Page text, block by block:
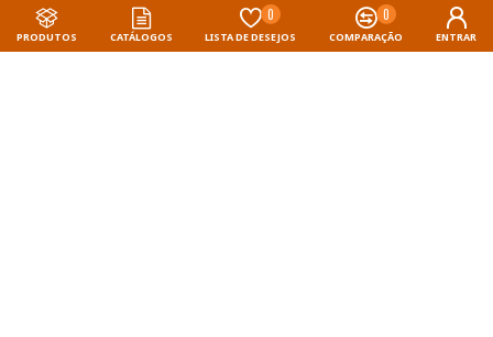
PRODUTOS CATÁLOGOS LISTA DE DESEJOS
0
COMPARAÇÃO
0
ENTRAR